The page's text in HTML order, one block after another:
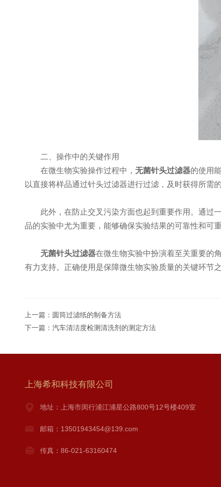
​​二、操作中的关键作用​​
在微生物实验操作过程中， 无菌针头过滤器的使用
以直接将样品通过针头过滤器进行过滤，及时获得所需
此外，在防止交叉污染方面也起到重要作用。通过一
品的实验中尤为重要，能够确保实验结果的可靠性和可
无菌针头过滤器在微生物实验中扮演着至关重要的
有力支持。正确使用是保障微生物实验质量的关键环节
上一篇： 圆筒过滤纸的制备方法
下一篇： 汽车清洁度检测清洗剂的测定方法
上海希和科技有限公司
地址：上海市闵行浦江浦星公路800号12号楼409室
邮箱：13501943454@139.com
传真：86-021-63160474